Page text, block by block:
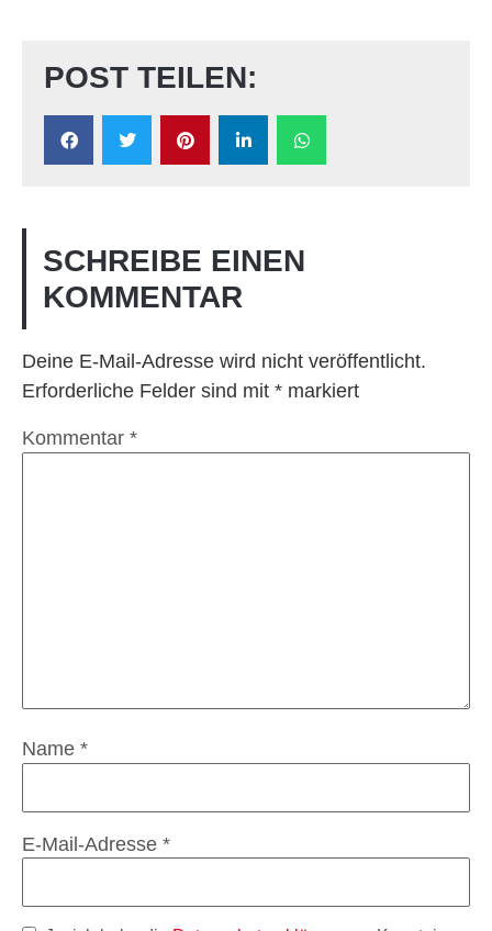
POST TEILEN:
SCHREIBE EINEN
KOMMENTAR
Deine E-Mail-Adresse wird nicht veröffentlicht.
Erforderliche Felder sind mit * markiert
Kommentar *
Name *
E-Mail-Adresse *